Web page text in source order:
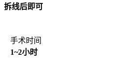
拆线后即可
手术时间
1~2小时